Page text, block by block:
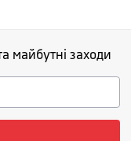
майбутні заходи